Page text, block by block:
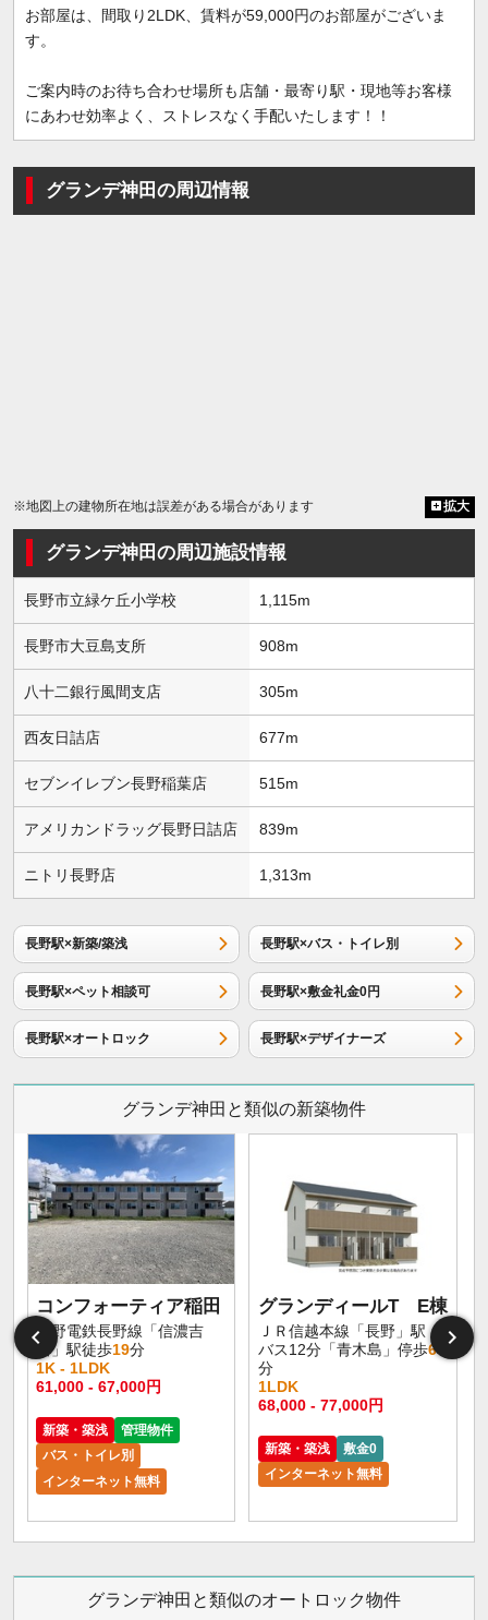
お部屋は、間取り2LDK、賃料が59,000円のお部屋がございま
す。
ご案内時のお待ち合わせ場所も店舗・最寄り駅・現地等お客様
にあわせ効率よく、ストレスなく手配いたします！！
グランデ神田の周辺情報
※地図上の建物所在地は誤差がある場合があります 拡大
グランデ神田の周辺施設情報
長野市立緑ケ丘小学校 1,115m
長野市大豆島支所 908m
八十二銀行風間支店 305m
西友日詰店 677m
セブンイレブン長野稲葉店 515m
アメリカンドラッグ長野日詰店 839m
ニトリ長野店 1,313m
長野駅×新築/築浅 長野駅×バス・トイレ別
長野駅×ペット相談可 長野駅×敷金礼金0円
長野駅×オートロック 長野駅×デザイナーズ
グランデ神田と類似の新築物件
コンフォーティア稲田
長野電鉄長野線「信濃吉
田」駅徒歩19分
1K - 1LDK
61,000 - 67,000円
新築・築浅
管理物件
バス・トイレ別
インターネット無料
グランディールT E棟
ＪＲ信越本線「長野」駅
バス12分「青木島」停歩6
分
1LDK
68,000 - 77,000円
新築・築浅
敷金0
インターネット無料
グランデ神田と類似のオートロック物件